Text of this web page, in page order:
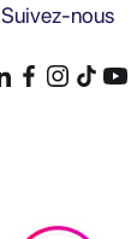
Suivez-nous